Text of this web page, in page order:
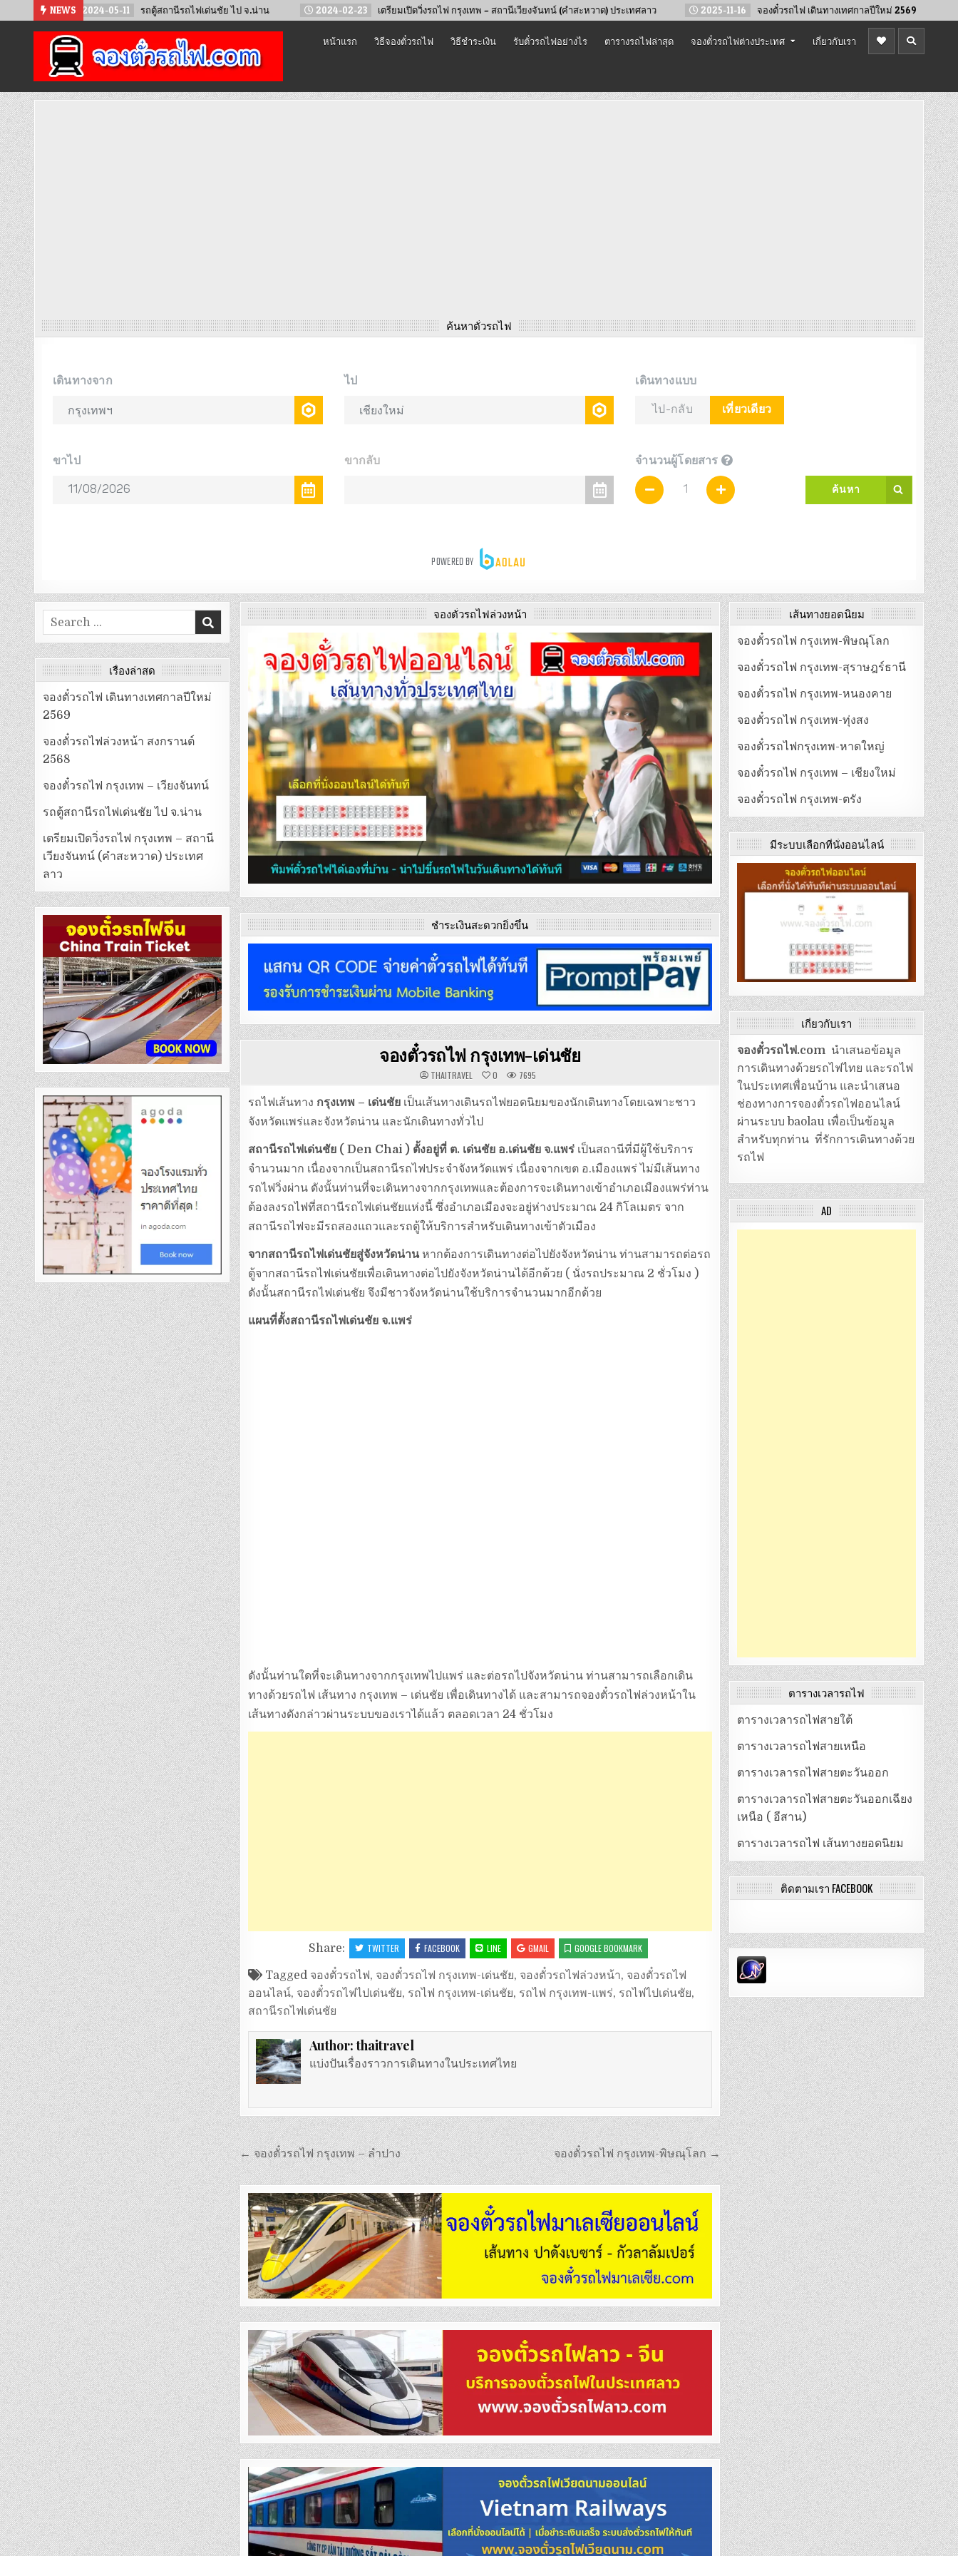
NEWS
2024-05-11 รถตู้สถานีรถไฟเด่นชัย ไป จ.น่าน 2024-02-23 เตรียมเปิดวิ่งรถไฟ กรุงเทพ – สถานีเวียงจันทน์ (คำสะหวาด) ประเทศลาว 2025-11-16 จองตั๋วรถไฟ เดินทางเทศกาลปีใหม่ 2569 2025-02-12
จองตั๋วรถไฟออนไลน์
จำหน่ายตั๋วรถไฟล่วงหน้า จองได้ 24 ชั่วโมง
หน้าแรก วิธีจองตั๋วรถไฟ วิธีชำระเงิน รับตั๋วรถไฟอย่างไร ตารางรถไฟล่าสุด จองตั๋วรถไฟต่างประเทศ เกี่ยวกับเรา
ค้นหาตั๋วรถไฟ
จองตั๋วรถไฟล่วงหน้า
ชำระเงินสะดวกยิ่งขึ้น
จองตั๋วรถไฟ กรุงเทพ-เด่นชัย
THAITRAVEL 0 7695
รถไฟเส้นทาง กรุงเทพ – เด่นชัย เป็นเส้นทางเดินรถไฟยอดนิยมของนักเดินทางโดยเฉพาะชาว
จังหวัดแพร่และจังหวัดน่าน และนักเดินทางทั่วไป
สถานีรถไฟเด่นชัย ( Den Chai ) ตั้งอยู่ที่ ต. เด่นชัย อ.เด่นชัย จ.แพร่ เป็นสถานีที่มีผู้ใช้บริการ
จำนวนมาก เนื่องจากเป็นสถานีรถไฟประจำจังหวัดแพร่ เนื่องจากเขต อ.เมืองแพร่ ไม่มีเส้นทาง
รถไฟวิ่งผ่าน ดังนั้นท่านที่จะเดินทางจากกรุงเทพและต้องการจะเดินทางเข้าอำเภอเมืองแพร่ท่าน
ต้องลงรถไฟที่สถานีรถไฟเด่นชัยแห่งนี้ ซึ่งอำเภอเมืองจะอยู่ห่างประมาณ 24 กิโลเมตร จาก
สถานีรถไฟจะมีรถสองแถวและรถตู้ให้บริการสำหรับเดินทางเข้าตัวเมือง
จากสถานีรถไฟเด่นชัยสู่จังหวัดน่าน หากต้องการเดินทางต่อไปยังจังหวัดน่าน ท่านสามารถต่อรถ
ตู้จากสถานีรถไฟเด่นชัยเพื่อเดินทางต่อไปยังจังหวัดน่านได้อีกด้วย ( นั่งรถประมาณ 2 ชั่วโมง )
ดังนั้นสถานีรถไฟเด่นชัย จึงมีชาวจังหวัดน่านใช้บริการจำนวนมากอีกด้วย
แผนที่ตั้งสถานีรถไฟเด่นชัย จ.แพร่
ดังนั้นท่านใดที่จะเดินทางจากกรุงเทพไปแพร่ และต่อรถไปจังหวัดน่าน ท่านสามารถเลือกเดิน
ทางด้วยรถไฟ เส้นทาง กรุงเทพ – เด่นชัย เพื่อเดินทางได้ และสามารถจองตั๋วรถไฟล่วงหน้าใน
เส้นทางดังกล่าวผ่านระบบของเราได้แล้ว ตลอดเวลา 24 ชั่วโมง
Share: TWITTER FACEBOOK LINE GMAIL GOOGLE BOOKMARK
Tagged จองตั๋วรถไฟ, จองตั๋วรถไฟ กรุงเทพ-เด่นชัย, จองตั๋วรถไฟล่วงหน้า, จองตั๋วรถไฟ
ออนไลน์, จองตั๋วรถไฟไปเด่นชัย, รถไฟ กรุงเทพ-เด่นชัย, รถไฟ กรุงเทพ-แพร่, รถไฟไปเด่นชัย,
สถานีรถไฟเด่นชัย
Author:thaitravel
แบ่งปันเรื่องราวการเดินทางในประเทศไทย
แนะแนว
เรื่อง
จองตั๋วรถไฟ กรุงเทพ-พิษณุโลก →
← จองตั๋วรถไฟ กรุงเทพ – ลำปาง
Search
for:
เรื่องล่าสุด
จองตั๋วรถไฟ เดินทางเทศกาลปีใหม่
2569
จองตั๋วรถไฟล่วงหน้า สงกรานต์
2568
จองตั๋วรถไฟ กรุงเทพ – เวียงจันทน์
รถตู้สถานีรถไฟเด่นชัย ไป จ.น่าน
เตรียมเปิดวิ่งรถไฟ กรุงเทพ – สถานี
เวียงจันทน์ (คำสะหวาด) ประเทศ
ลาว
เส้นทางยอดนิยม
จองตั๋วรถไฟ กรุงเทพ-พิษณุโลก
จองตั๋วรถไฟ กรุงเทพ-สุราษฎร์ธานี
จองตั๋วรถไฟ กรุงเทพ-หนองคาย
จองตั๋วรถไฟ กรุงเทพ-ทุ่งสง
จองตั๋วรถไฟกรุงเทพ-หาดใหญ่
จองตั๋วรถไฟ กรุงเทพ – เชียงใหม่
จองตั๋วรถไฟ กรุงเทพ-ตรัง
มีระบบเลือกที่นั่งออนไลน์
เกี่ยวกับเรา
จองตั๋วรถไฟ.com นำเสนอข้อมูล
การเดินทางด้วยรถไฟไทย และรถไฟ
ในประเทศเพื่อนบ้าน และนำเสนอ
ช่องทางการจองตั๋วรถไฟออนไลน์
ผ่านระบบ baolau เพื่อเป็นข้อมูล
สำหรับทุกท่าน ที่รักการเดินทางด้วย
รถไฟ
AD
ตารางเวลารถไฟ
ตารางเวลารถไฟสายใต้
ตารางเวลารถไฟสายเหนือ
ตารางเวลารถไฟสายตะวันออก
ตารางเวลารถไฟสายตะวันออกเฉียง
เหนือ ( อีสาน)
ตารางเวลารถไฟ เส้นทางยอดนิยม
ติดตามเรา FACEBOOK